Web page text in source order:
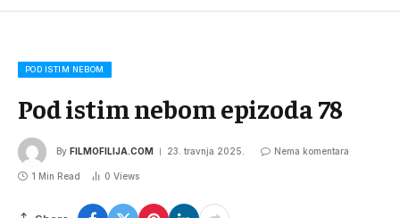
POD ISTIM NEBOM
Pod istim nebom epizoda 78
By FILMOFILIJA.COM 23. travnja 2025. Nema komentara
1 Min Read 0 Views